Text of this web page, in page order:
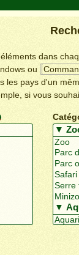
dans
ou
les pays d'un
si vous